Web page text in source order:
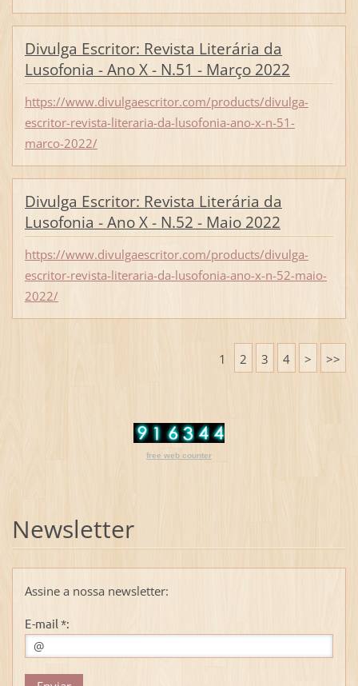
Divulga Escritor: Revista Literária da
Lusofonia - Ano X - N.51 - Março 2022
https://www.divulgaescritor.com/products/divulga-
escritor-revista-literaria-da-lusofonia-ano-x-n-51-
marco-2022/
Divulga Escritor: Revista Literária da
Lusofonia - Ano X - N.52 - Maio 2022
https://www.divulgaescritor.com/products/divulga-
escritor-revista-literaria-da-lusofonia-ano-x-n-52-maio-
2022/
1 2 3 4 > >>
free web counter
Newsletter
Assine a nossa newsletter:
E-mail *: